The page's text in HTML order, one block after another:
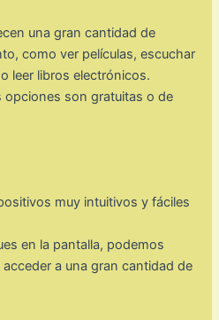
una gran cantidad de
como ver películas, escuchar
leer libros electrónicos.
opciones son gratuitas o de
muy intuitivos y fáciles
en la pantalla, podemos
a una gran cantidad de